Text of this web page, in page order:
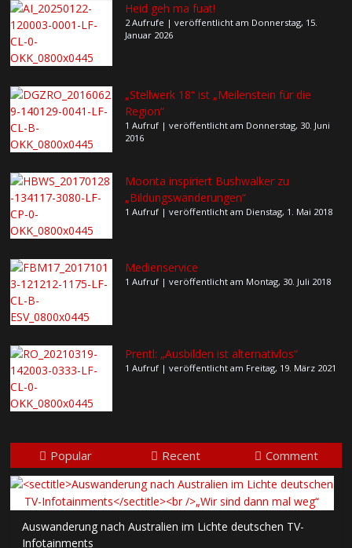
Heid geh ma fuat!
2 Aufrufe |veröffentlicht am Donnerstag, 15.
Januar 2026
„Stellwerk 18“ ist „Meilenstein für die
Region“
1 Aufruf |veröffentlicht am Donnerstag, 30. Juni
2016
Moonta inspiriert Bushwalker zu
„Bildungswanderungen“
1 Aufruf |veröffentlicht am Dienstag, 1. Mai 2018
Medienservice
1 Aufruf |veröffentlicht am Montag, 30. Juli 2018
Prentl: „Ausbilden ist alternativlos“
1 Aufruf |veröffentlicht am Freitag, 19. März 2021
Popular Recent Comment
Auswanderung nach Australien im Lichte deutschen TV-
Infotainments